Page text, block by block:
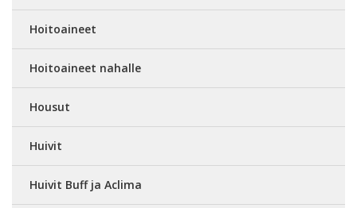
Hoitoaineet
Hoitoaineet nahalle
Housut
Huivit
Huivit Buff ja Aclima